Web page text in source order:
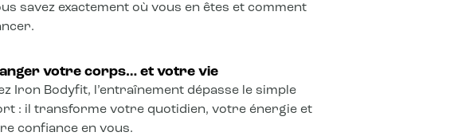
savez exactement où vous en êtes et comment
votre corps… et votre vie
Iron Bodyfit, l’entraînement dépasse le simple
: il transforme votre quotidien, votre énergie et
confiance en vous.